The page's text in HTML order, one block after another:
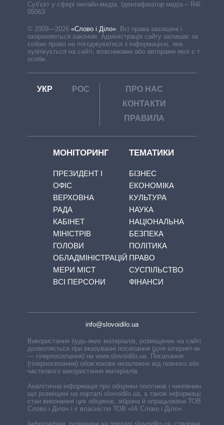
Cуб'єкт у сфері онлайн-медіа. Ідентифікатор медіа – R40-
05063
© 2009—2026 «Слово і Діло». Всі права захищені і
охороняються законом. Адміністрація сайту залишає за
собою право не погоджуватися з інформацією, яка
публікується на сайті, власниками або авторами якої є треті
особи.
УКР РОС
ПРО НАС
КОНТАКТИ
ПРАВИЛА
МОНІТОРИНГ
ПРЕЗИДЕНТ І
ОФІС
ВЕРХОВНА
РАДА
КАБІНЕТ
МІНІСТРІВ
ГОЛОВИ
ОБЛАДМІНІСТРАЦІЙ
МЕРИ МІСТ
ВСІ ПЕРСОНИ
ТЕМАТИКИ
БІЗНЕС
ЕКОНОМІКА
КУЛЬТУРА
НАУКА
НАЦІОНАЛЬНА
БЕЗПЕКА
ПОЛІТИКА
ПРАВО
СУСПІЛЬСТВО
ФІНАНСИ
info@slovoidilo.ua
Використання будь-яких матеріалів, розміщених на сайті,
дозволяється при вказуванні посилання (для інтернет-видань
— гіперпосилання) на www.slovoidilo.ua. Посилання
(гіперпосилання) обов’язкове незалежно від повного або
часткового використання матеріалів.
Аналітична інформація про обіцянки політиків і чиновників,
що розміщені на порталі slovoidilo.ua, а також інформація про
стан виконання цих обіцянок, зібрана й опрацьована ТОВ «ІА
Слово і Діло» і є власністю ТОВ «ІА Слово і Діло».